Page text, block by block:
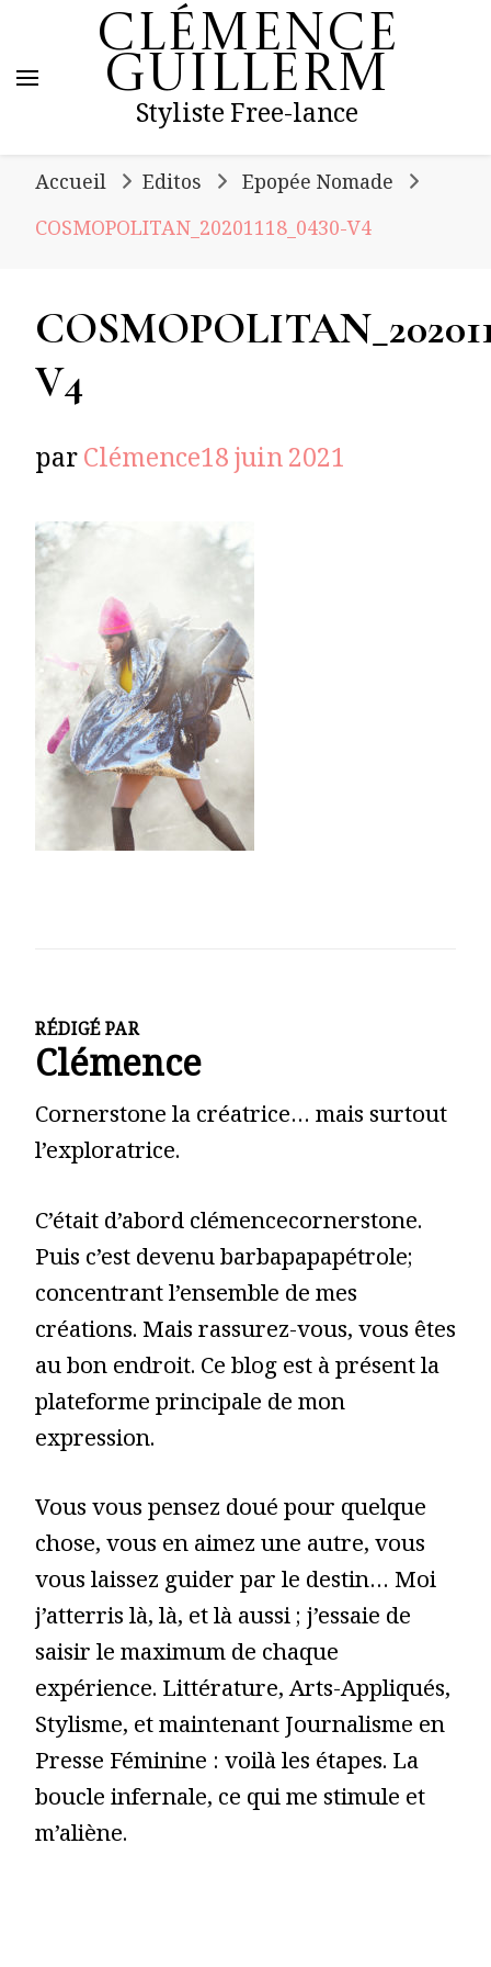
Clémence
Guillerm
Styliste Free-lance
Accueil Editos
Epopée Nomade
COSMOPOLITAN_20201118_0430-V4
V4
parClémence18 juin 2021
RÉDIGÉ PAR
Clémence
Cornerstone la créatrice… mais surtout
l’exploratrice.
C’était d’abord clémencecornerstone.
Puis c’est devenu barbapapapétrole;
concentrant l’ensemble de mes
créations. Mais rassurez-vous, vous êtes
au bon endroit. Ce blog est à présent la
plateforme principale de mon
expression.
Vous vous pensez doué pour quelque
chose, vous en aimez une autre, vous
vous laissez guider par le destin… Moi
j’atterris là, là, et là aussi ; j’essaie de
saisir le maximum de chaque
expérience. Littérature, Arts-Appliqués,
Stylisme, et maintenant Journalisme en
Presse Féminine : voilà les étapes. La
boucle infernale, ce qui me stimule et
m’aliène.